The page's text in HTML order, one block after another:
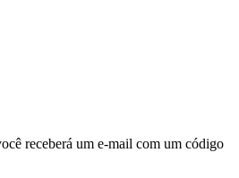
receberá um e-mail com um código